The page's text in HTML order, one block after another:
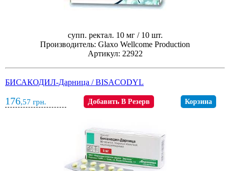
супп. ректал. 10 мг / 10 шт.
Производитель: Glaxo Wellcome Production
Артикул: 22922
БИСАКОДИЛ-Дарница / BISACODYL
176,57 грн. Добавить В Резерв Корзина